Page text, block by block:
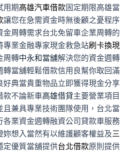
用期高雄汽車借款固定期限高雄當
讓您在急需資金時無後顧之憂程序
金周轉需求台北免留車企業周轉的
業金融專家現金救急站刷卡換現
周轉中永和當舖解決您的資金週轉
轉當舖輕鬆借款信用良幫你取回滿
典當貴重物品立即獲得現金分享
款不論新車高雄借貸主要營業項目
且兼具專業技術團隊使用，台北當
各業資金週轉融資公司貸款車服務
想入當然有以維護顧客權益及三
定優質當舖提供台北借款原則提供